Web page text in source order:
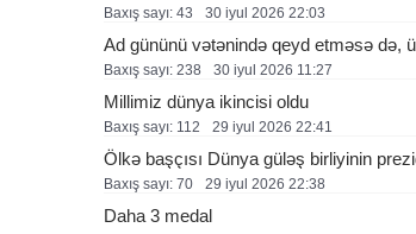
Baxış sayı: 43 30 i̇yul 2026 22:03
Ad gününü vətənində qeyd etməsə də,
Baxış sayı: 238 30 i̇yul 2026 11:27
Millimiz dünya ikincisi oldu
Baxış sayı: 112 29 i̇yul 2026 22:41
Ölkə başçısı Dünya güləş birliyinin
Baxış sayı: 70 29 i̇yul 2026 22:38
Daha 3 medal